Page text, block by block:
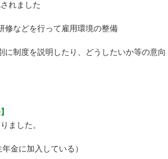
れました
修などを行って雇用環境の整備
に制度を説明したり、どうしたいか等の意向
ました。
金に加入している）